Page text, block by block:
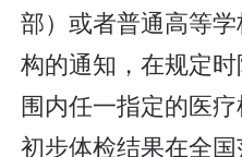
部）或者普通高等
构的通知，在规定
围内任一指定的医
初步体检结果在全国